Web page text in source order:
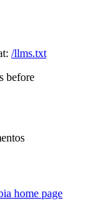
/llms.txt
before
home page